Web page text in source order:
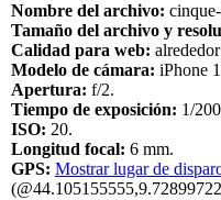
Nombre del archivo:
Tamaño del archivo y
Calidad para web:
Modelo de cámara: iPhone
Apertura: f/2.
Tiempo de exposición: 1/
ISO: 20.
Longitud focal: 6 mm.
GPS: Mostrar lugar de